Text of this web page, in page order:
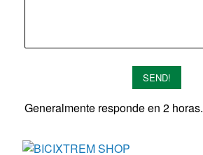
SEND!
Generalmente responde en 2 horas.